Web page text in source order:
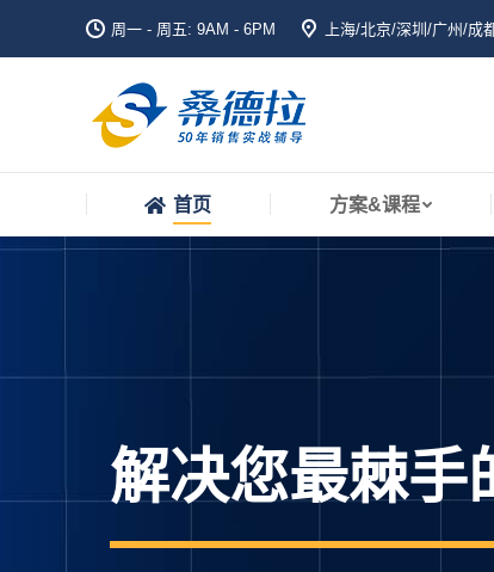
周一 - 周五: 9AM - 6PM 上海/北京/深圳/广州/成
首页 方案&课程
首页 方案&课程